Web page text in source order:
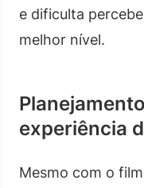
e dificulta
melhor nível.
experiência
Mesmo com o